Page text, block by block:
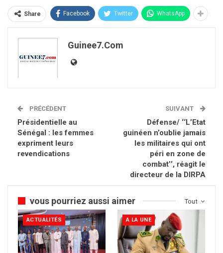
Share Facebook Twitter WhatsApp
Guinee7.com
PRÉCÉDENT
Présidentielle au
Sénégal : les femmes
expriment leurs
revendications
SUIVANT
Défense/ ‘‘L’Etat
guinéen n’oublie jamais
les militaires qui ont
péri en zone de
combat’’, réagit le
directeur de la DIRPA
Tout
vous pourriez aussi aimer
ACTUALITÉS A LA UNE